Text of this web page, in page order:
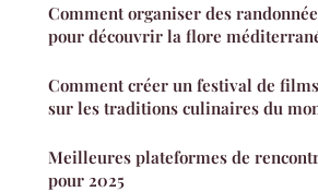
Comment organiser des
pour découvrir la flore
Comment créer un festival de
sur les traditions culinaires du
Meilleures plateformes de
pour 2025